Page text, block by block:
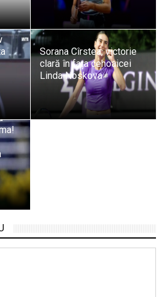
Sorana Cîrstea, victorie
clară în fața cehoaicei
Linda Noskova